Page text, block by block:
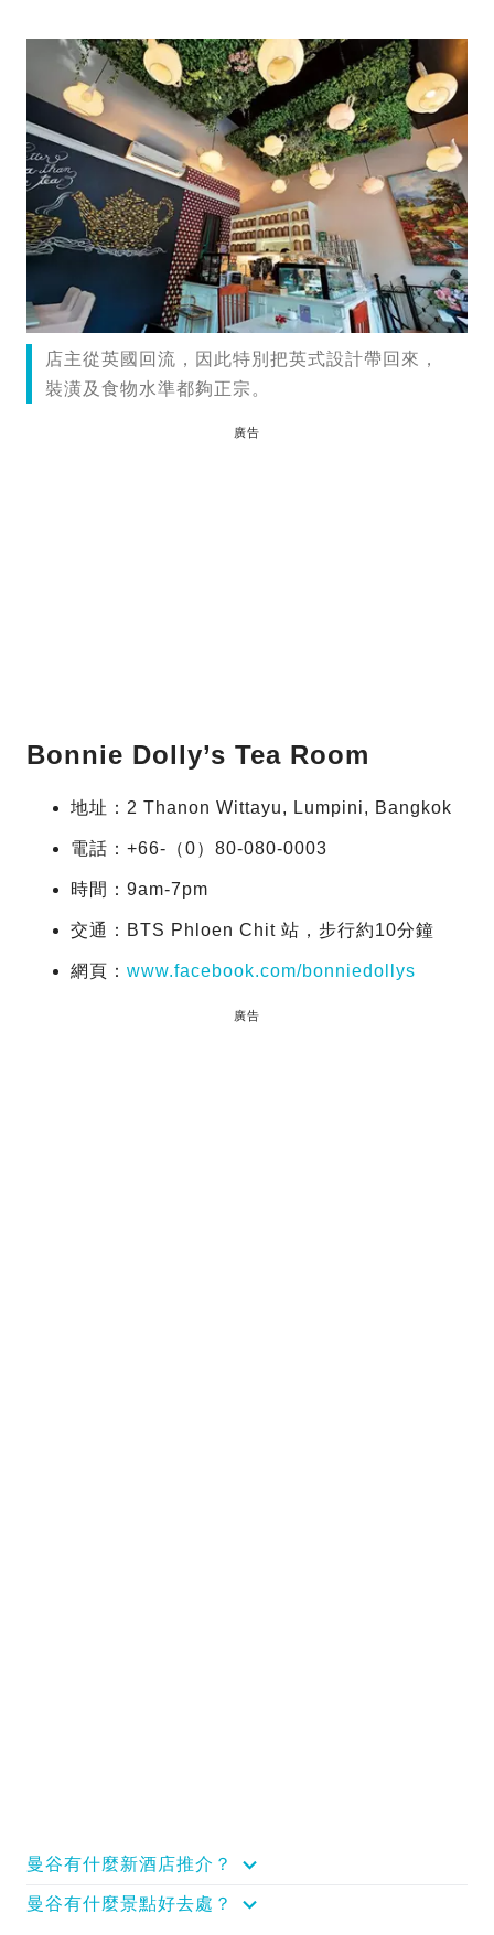
店主從英國回流，因此特別把英式設計帶回來，
裝潢及食物水準都夠正宗。
廣告
Bonnie Dolly’s Tea Room
地址：2 Thanon Wittayu, Lumpini, Bangkok
電話：+66-（0）80-080-0003
時間：9am-7pm
交通：BTS Phloen Chit 站，步行約10分鐘
網頁： www.facebook.com/bonniedollys
廣告
曼谷有什麼新酒店推介？
曼谷有什麼景點好去處？